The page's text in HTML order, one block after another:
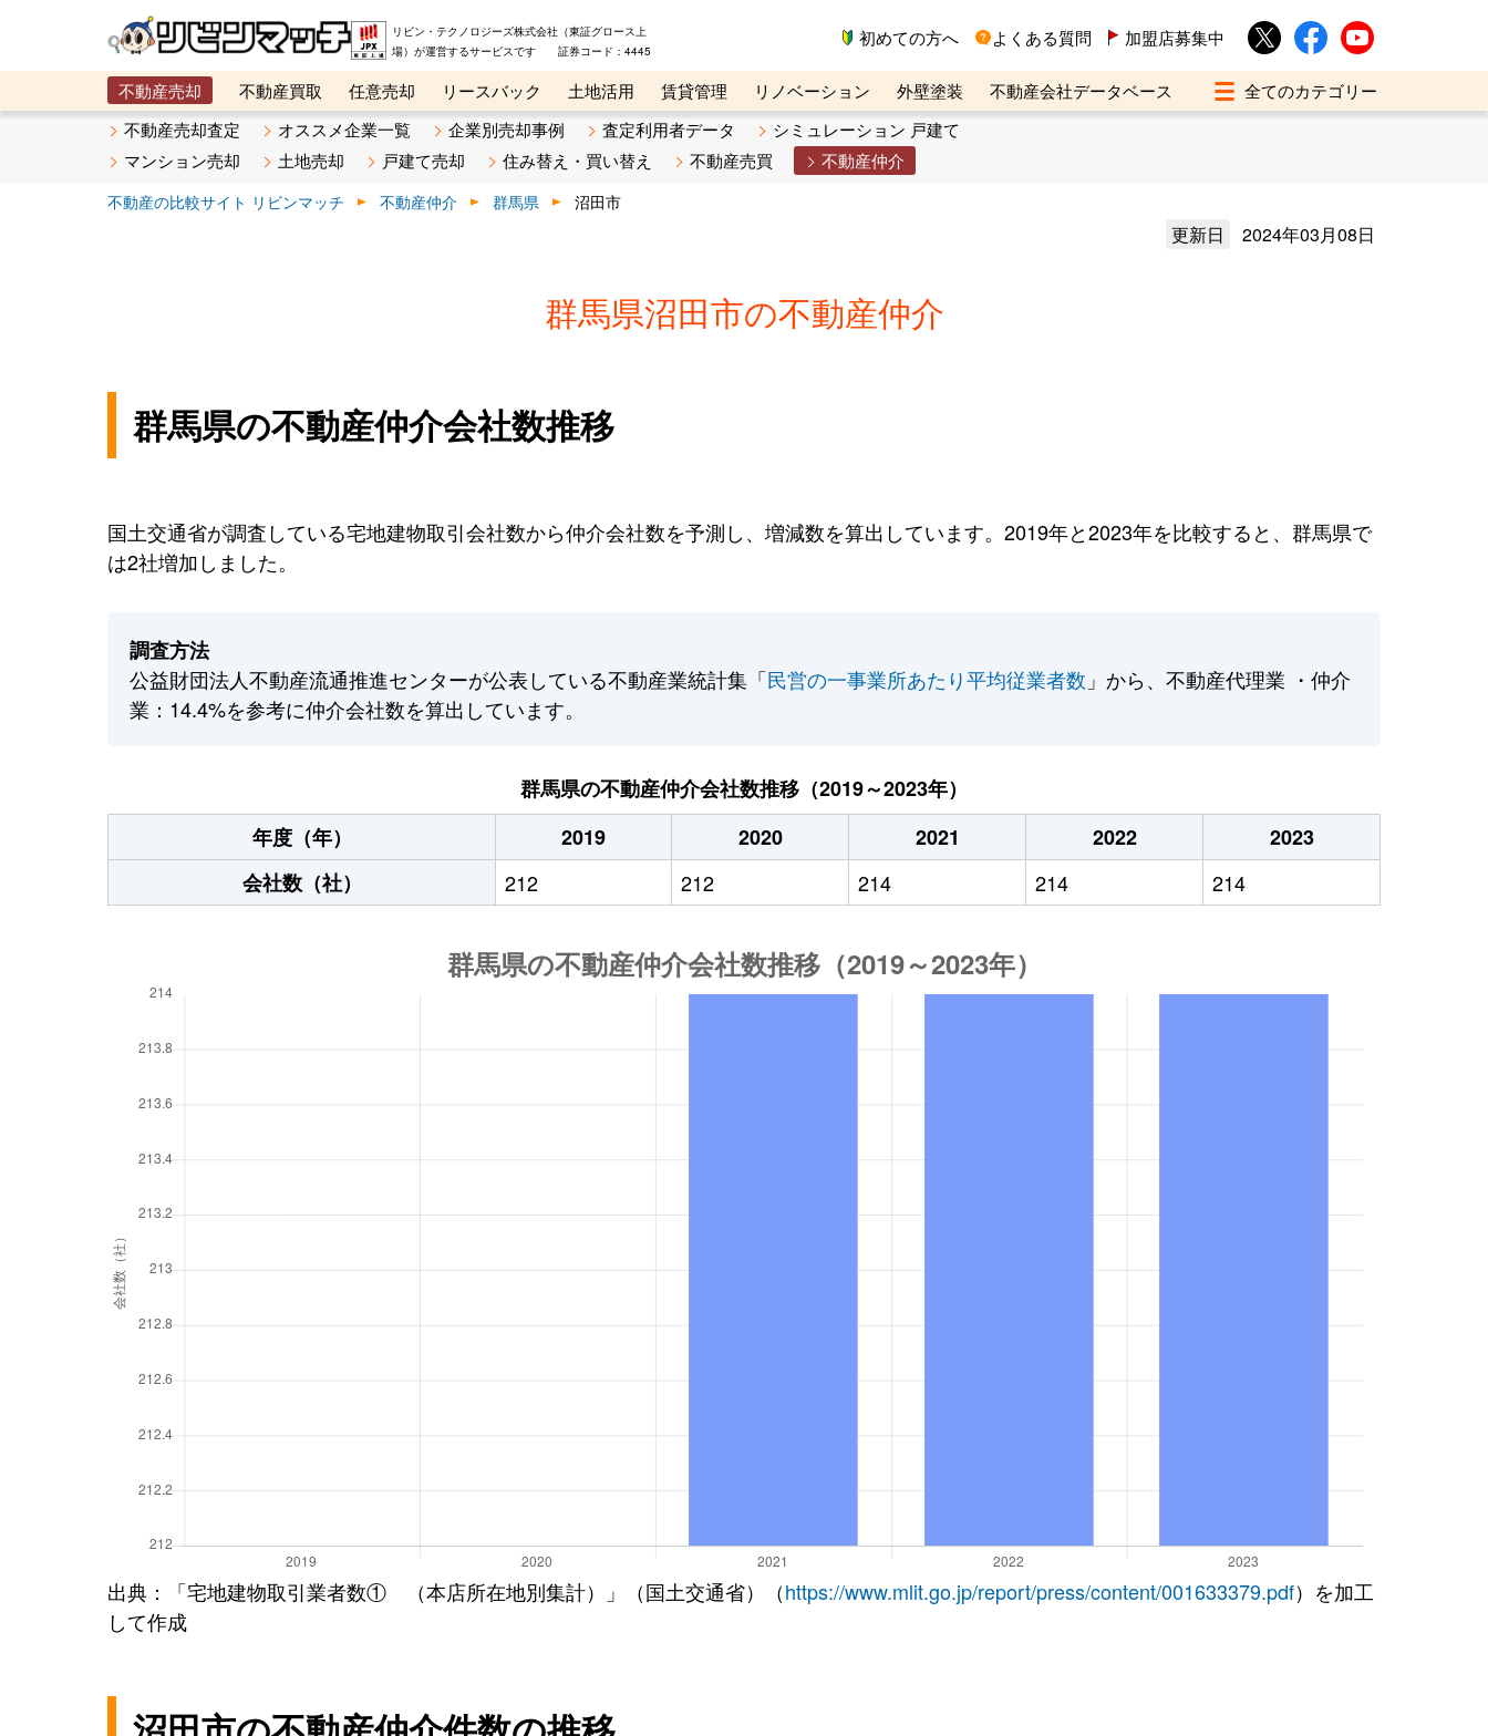
リビン・テクノロジーズ株式会社（東証グロース上
場）が運営するサービスです 証券コード：4445
初めての方へ よくある質問 加盟店募集中
不動産売却 不動産買取 任意売却 リースバック 土地活用 賃貸管理 リノベーション 外壁塗装
不動産会社データベース
メタ住宅展示場
ベスト不動産カンパニー オンライン講座 リビンマガジンBiz 不動産売却ご相談デスク
不動産売却査定 オススメ企業一覧 企業別売却事例 査定利用者データ
シミュレーション 戸建て
マンション売却
土地売却 戸建て売却 住み替え・買い替え 不動産売買 不動産仲介
不動産の比較サイト リビンマッチ 不動産仲介 群馬県 沼田市
更新日 2024年03月08日
群馬県沼田市の不動産仲介
群馬県の不動産仲介会社数推移
国土交通省が調査している宅地建物取引会社数から仲介会社数を予測し、増減数を算出しています。2019年と2023年を比較すると、群馬県で
は2社増加しました。
調査方法
公益財団法人不動産流通推進センターが公表している不動産業統計集「民営の一事業所あたり平均従業者数 」から、不動産代理業 ・仲介
業：14.4%を参考に仲介会社数を算出しています。
群馬県の不動産仲介会社数推移（2019～2023年）
年度（年）
2019 2020 2021 2022
2023
会社数（社）
212 212 214 214 214
出典：「宅地建物取引業者数① （本店所在地別集計）」（国土交通省）（https://www.mlit.go.jp/report/press/content/001633379.pdf）を加工
して作成